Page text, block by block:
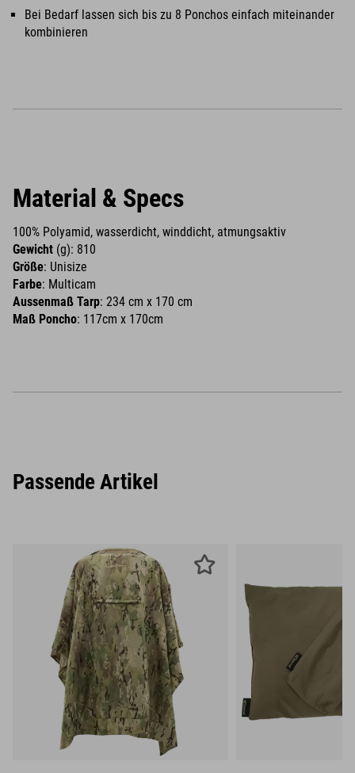
Bei Bedarf lassen sich bis zu 8 Ponchos einfach miteinander
kombinieren
Material & Specs
100% Polyamid, wasserdicht, winddicht, atmungsaktiv
Gewicht (g): 810
Größe: Unisize
Farbe: Multicam
Aussenmaß Tarp: 234 cm x 170 cm
Maß Poncho: 117cm x 170cm
Passende Artikel